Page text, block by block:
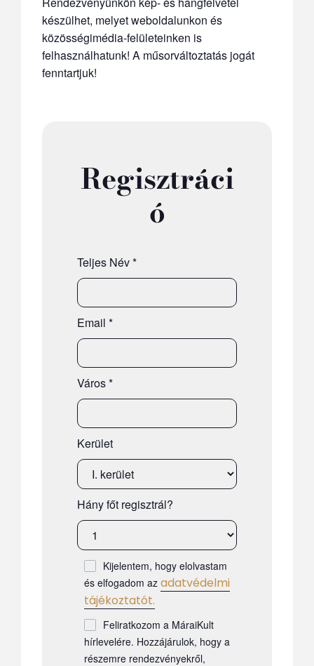
készülhet, melyet weboldalunkon és
közösségimédia-felületeinken is
felhasználhatunk! A műsorváltoztatás jogát
fenntartjuk!
Regisztráci
ó
Teljes Név*
Email *
Város*
Kerület
Hány főt regisztrál?
Kijelentem, hogy elolvastam
és elfogadom az adatvédelmi
tájékoztatót.
Feliratkozom a MáraiKult
hírlevelére. Hozzájárulok, hogy a
részemre rendezvényekről,